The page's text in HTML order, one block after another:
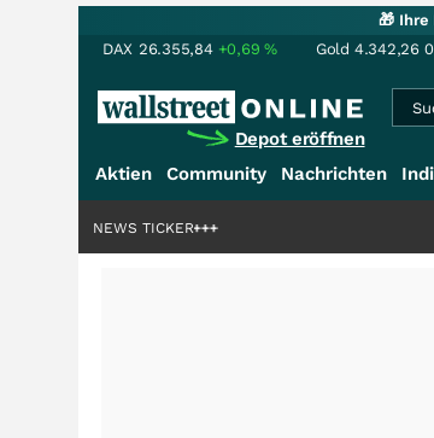
🎁
DAX 26.355,84 +0,69% Gold 4.342,26
Depot eröffnen
Aktien
Community Nachrichten
NEWS TICKER